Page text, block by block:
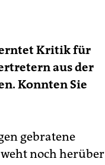
erntet Kritik für
aus der
Konnten Sie
gebratene
noch herüber